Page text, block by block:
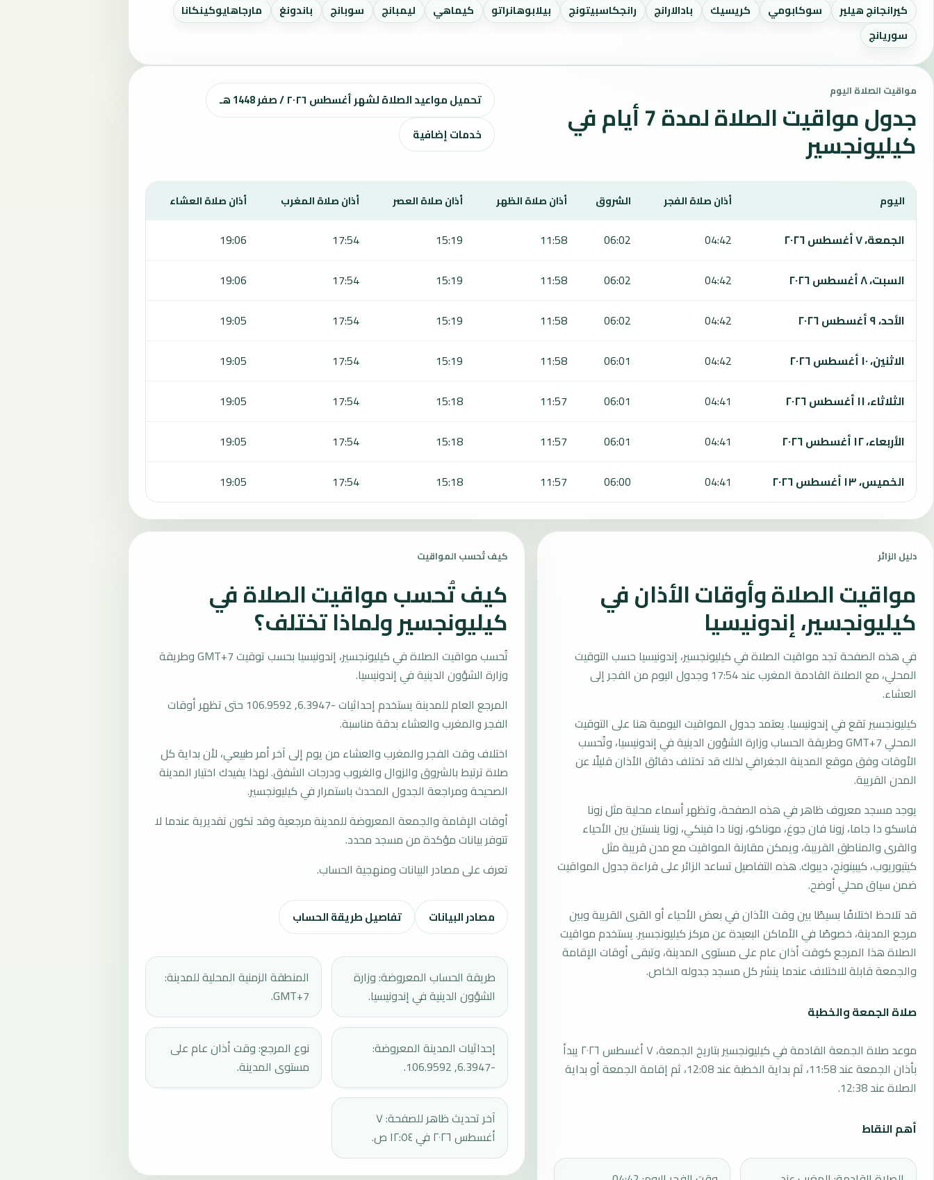
كيرانجانج هيلير
سوكابومي كريسيك بادالارانج رانجكاسبيتونج بيلابوهانراتو كيماهي ليمبانج سوبانج باندونغ
مارجاهايوكينكانا
سوريانج
مواقيت الصلاة اليوم
جدول مواقيت الصلاة لمدة 7 أيام في
كيليونجسير
تحميل مواعيد الصلاة لشهر أغسطس ٢٠٢٦ / صفر 1448 هـ
خدمات إضافية
يعرض هذا الجدول مواقيت الصلاة لمدة 7 أيام في كيليونجسير، بما يشمل الفجر والشروق والظهر والعصر والمغرب والعشاء.
اليوم أذان صلاة الفجر الشروق أذان صلاة الظهر أذان صلاة العصر أذان صلاة المغرب أذان صلاة العشاء
الجمعة، ٧ أغسطس ٢٠٢٦ 04:42
06:02
11:58
15:19
17:54
19:06
السبت، ٨ أغسطس ٢٠٢٦
04:42
06:02
11:58
15:19
17:54
19:06
الأحد، ٩ أغسطس ٢٠٢٦
04:42
06:02
11:58
15:19
17:54
19:05
الاثنين، ١٠ أغسطس ٢٠٢٦
04:42
06:01
11:58
15:19
17:54
19:05
الثلاثاء، ١١ أغسطس ٢٠٢٦
04:41
06:01
11:57
15:18
17:54
19:05
الأربعاء، ١٢ أغسطس ٢٠٢٦
04:41
06:01
11:57
15:18
17:54
19:05
الخميس، ١٣ أغسطس ٢٠٢٦
04:41
06:00
11:57
15:18
17:54
19:05
دليل الزائر
مواقيت الصلاة وأوقات الأذان في
كيليونجسير، إندونيسيا
في هذه الصفحة تجد مواقيت الصلاة في كيليونجسير، إندونيسيا حسب التوقيت
المحلي، مع الصلاة القادمة المغرب عند 17:54 وجدول اليوم من الفجر إلى
العشاء.
كيليونجسير تقع في إندونيسيا. يعتمد جدول المواقيت اليومية هنا على التوقيت
المحلي GMT+7 وطريقة الحساب وزارة الشؤون الدينية في إندونيسيا، وتُحسب
الأوقات وفق موقع المدينة الجغرافي لذلك قد تختلف دقائق الأذان قليلًا عن
المدن القريبة.
يوجد مسجد معروف ظاهر في هذه الصفحة، وتظهر أسماء محلية مثل زونا
فاسكو دا جاما، زونا فان جوغ، موناكو، زونا دا فينكي، زونا ينستين بين الأحياء
والقرى والمناطق القريبة، ويمكن مقارنة المواقيت مع مدن قريبة مثل
كيتيوريوب، كيبينونج، ديبوك. هذه التفاصيل تساعد الزائر على قراءة جدول المواقيت
ضمن سياق محلي أوضح.
قد تلاحظ اختلافًا بسيطًا بين وقت الأذان في بعض الأحياء أو القرى القريبة وبين
مرجع المدينة، خصوصًا في الأماكن البعيدة عن مركز كيليونجسير. يستخدم مواقيت
الصلاة هذا المرجع كوقت أذان عام على مستوى المدينة، وتبقى أوقات الإقامة
والجمعة قابلة للاختلاف عندما ينشر كل مسجد جدوله الخاص.
صلاة الجمعة والخطبة
موعد صلاة الجمعة القادمة في كيليونجسير بتاريخ الجمعة، ٧ أغسطس ٢٠٢٦ يبدأ
بأذان الجمعة عند 11:58، ثم بداية الخطبة عند 12:08، ثم إقامة الجمعة أو بداية
الصلاة عند 12:38.
أهم النقاط
كيف تُحسب المواقيت
كيف تُحسب مواقيت الصلاة في
كيليونجسير ولماذا تختلف؟
تُحسب مواقيت الصلاة في كيليونجسير، إندونيسيا بحسب توقيت GMT+7 وطريقة
وزارة الشؤون الدينية في إندونيسيا.
المرجع العام للمدينة يستخدم إحداثيات -6.3947, 106.9592 حتى تظهر أوقات
الفجر والمغرب والعشاء بدقة مناسبة.
اختلاف وقت الفجر والمغرب والعشاء من يوم إلى آخر أمر طبيعي، لأن بداية كل
صلاة ترتبط بالشروق والزوال والغروب ودرجات الشفق. لهذا يفيدك اختيار المدينة
الصحيحة ومراجعة الجدول المحدث باستمرار في كيليونجسير.
أوقات الإقامة والجمعة المعروضة للمدينة مرجعية وقد تكون تقديرية عندما لا
تتوفر بيانات مؤكدة من مسجد محدد.
تعرف على مصادر البيانات ومنهجية الحساب.
مصادر البيانات تفاصيل طريقة الحساب
طريقة الحساب المعروضة: وزارة
الشؤون الدينية في إندونيسيا.
المنطقة الزمنية المحلية للمدينة:
GMT+7.
إحداثيات المدينة المعروضة:
-6.3947, 106.9592.
نوع المرجع: وقت أذان عام على
مستوى المدينة.
آخر تحديث ظاهر للصفحة: ٧
أغسطس ٢٠٢٦ في ١٢:٥٤ ص.